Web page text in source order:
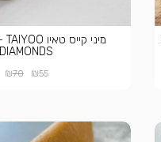
DIAMONDS
₪55
₪70